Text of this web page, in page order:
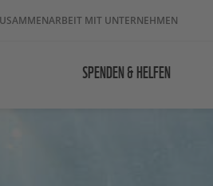
MIT UNTERNEHMEN
SPENDEN & HELFEN